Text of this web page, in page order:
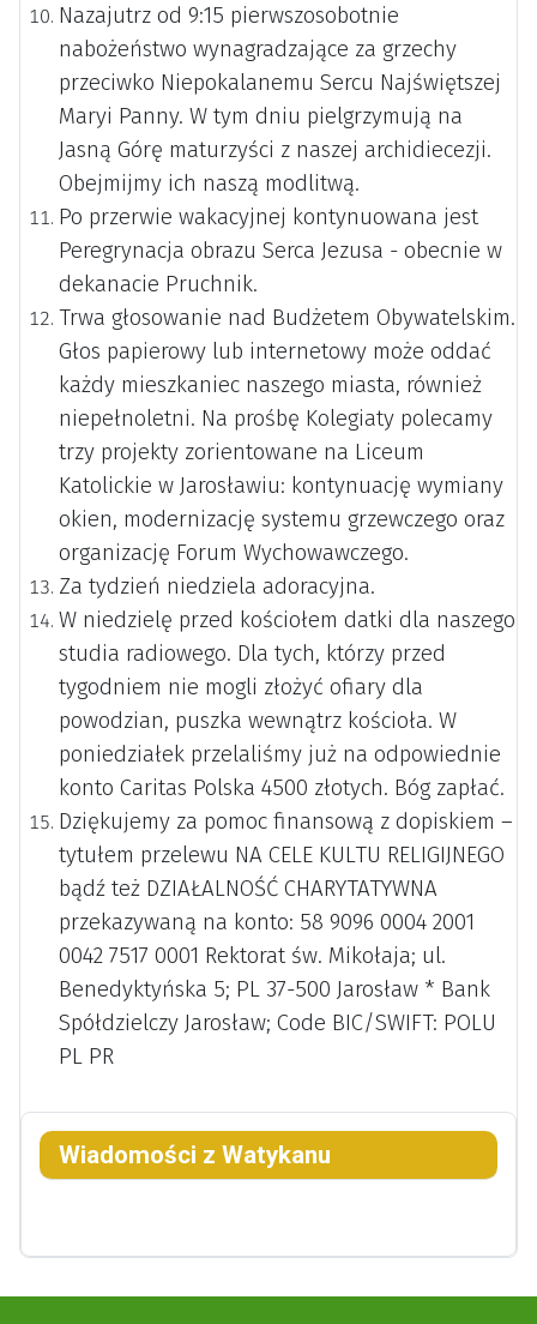
Nazajutrz od 9:15 pierwszosobotnie
nabożeństwo wynagradzające za grzechy
przeciwko Niepokalanemu Sercu Najświętszej
Maryi Panny. W tym dniu pielgrzymują na
Jasną Górę maturzyści z naszej archidiecezji.
Obejmijmy ich naszą modlitwą.
Po przerwie wakacyjnej kontynuowana jest
Peregrynacja obrazu Serca Jezusa - obecnie w
dekanacie Pruchnik.
Trwa głosowanie nad Budżetem Obywatelskim.
Głos papierowy lub internetowy może oddać
każdy mieszkaniec naszego miasta, również
niepełnoletni. Na prośbę Kolegiaty polecamy
trzy projekty zorientowane na Liceum
Katolickie w Jarosławiu: kontynuację wymiany
okien, modernizację systemu grzewczego oraz
organizację Forum Wychowawczego.
Za tydzień niedziela adoracyjna.
W niedzielę przed kościołem datki dla naszego
studia radiowego. Dla tych, którzy przed
tygodniem nie mogli złożyć ofiary dla
powodzian, puszka wewnątrz kościoła. W
poniedziałek przelaliśmy już na odpowiednie
konto Caritas Polska 4500 złotych. Bóg zapłać.
Dziękujemy za pomoc finansową z dopiskiem –
tytułem przelewu NA CELE KULTU RELIGIJNEGO
bądź też DZIAŁALNOŚĆ CHARYTATYWNA
przekazywaną na konto: 58 9096 0004 2001
0042 7517 0001 Rektorat św. Mikołaja; ul.
Benedyktyńska 5; PL 37-500 Jarosław * Bank
Spółdzielczy Jarosław; Code BIC/SWIFT: POLU
PL PR
Wiadomości z Watykanu